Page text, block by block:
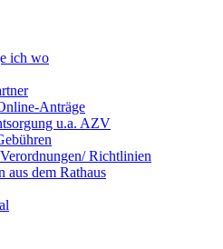
ich wo
Anträge
u.a. AZV
Richtlinien
aus dem Rathaus